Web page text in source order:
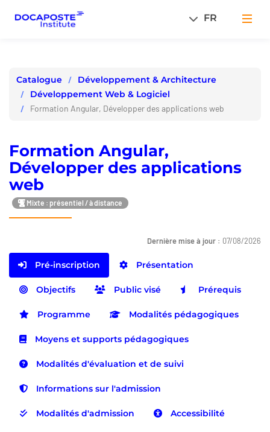
FR
Catalogue
Développement & Architecture
Développement Web & Logiciel
Formation Angular, Développer des applications web
Formation Angular,
Développer des applications
web
Mixte : présentiel / à distance
Dernière mise à jour : 07/08/2026
Pré-inscription Présentation
Objectifs Public visé Prérequis
Programme Modalités pédagogiques
Moyens et supports pédagogiques
Modalités d'évaluation et de suivi
Informations sur l'admission
Modalités d'admission Accessibilité